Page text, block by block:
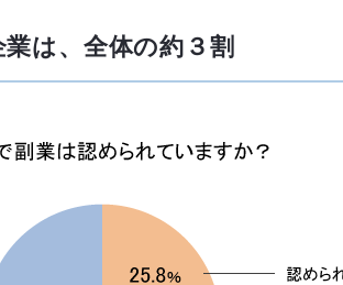
は、全体の約３割